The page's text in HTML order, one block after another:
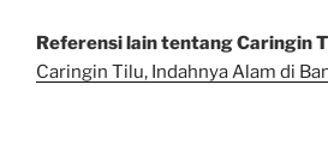
Referensi lain tentang Caringin
Caringin Tilu, Indahnya Alam di